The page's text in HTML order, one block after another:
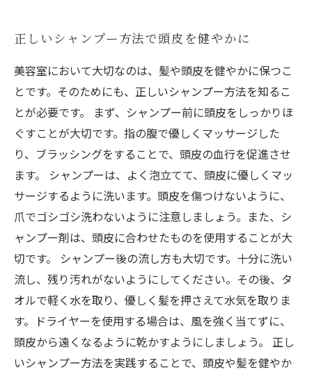
正しいシャンプー方法で頭皮を健やかに
美容室において大切なのは、髪や頭皮を健やかに保つこ
とです。そのためにも、正しいシャンプー方法を知るこ
とが必要です。 まず、シャンプー前に頭皮をしっかりほ
ぐすことが大切です。指の腹で優しくマッサージした
り、ブラッシングをすることで、頭皮の血行を促進させ
ます。 シャンプーは、よく泡立てて、頭皮に優しくマッ
サージするように洗います。頭皮を傷つけないように、
爪でゴシゴシ洗わないように注意しましょう。また、シ
ャンプー剤は、頭皮に合わせたものを使用することが大
切です。 シャンプー後の流し方も大切です。十分に洗い
流し、残り汚れがないようにしてください。その後、タ
オルで軽く水を取り、優しく髪を押さえて水気を取りま
す。ドライヤーを使用する場合は、風を強く当てずに、
頭皮から遠くなるように乾かすようにしましょう。 正し
いシャンプー方法を実践することで、頭皮や髪を健やか